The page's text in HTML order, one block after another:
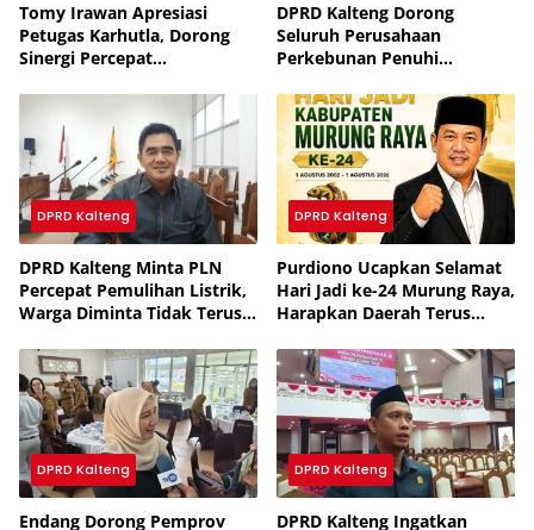
Tomy Irawan Apresiasi
Petugas Karhutla, Dorong
Sinergi Percepat
DPRD Kalteng Dorong
Seluruh Perusahaan
Perkebunan Penuhi
DPRD Kalteng
DPRD Kalteng Minta PLN
Percepat Pemulihan Listrik,
Warga Diminta Tidak Terus
DPRD Kalteng
Purdiono Ucapkan Selamat
Hari Jadi ke-24 Murung Raya,
Harapkan Daerah Terus
DPRD Kalteng
Endang Dorong Pemprov
DPRD Kalteng
DPRD Kalteng Ingatkan